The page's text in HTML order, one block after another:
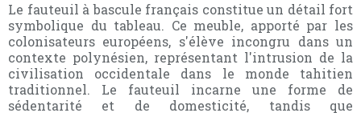
Le fauteuil à bascule français constitue un détail fort
symbolique du tableau. Ce meuble, apporté par les
colonisateurs européens, s'élève incongru dans un
contexte polynésien, représentant l'intrusion de la
civilisation occidentale dans le monde tahitien
traditionnel. Le fauteuil incarne une forme de
sédentarité et de domesticité, tandis que